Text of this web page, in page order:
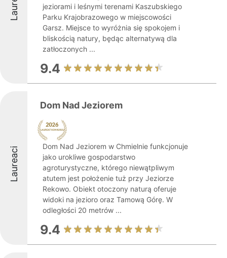
jeziorami i leśnymi terenami Kaszubskiego
Parku Krajobrazowego w miejscowości
Garsz. Miejsce to wyróżnia się spokojem i
bliskością natury, będąc alternatywą dla
zatłoczonych ...
9.4
Laureaci
Dom Nad Jeziorem
Dom Nad Jeziorem w Chmielnie funkcjonuje
jako urokliwe gospodarstwo
agroturystyczne, którego niewątpliwym
atutem jest położenie tuż przy Jeziorze
Rekowo. Obiekt otoczony naturą oferuje
widoki na jezioro oraz Tamową Górę. W
odległości 20 metrów ...
9.4